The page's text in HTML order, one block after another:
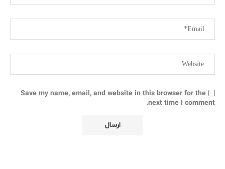
Save my name, email, and website in this browser for the
next time I comment.